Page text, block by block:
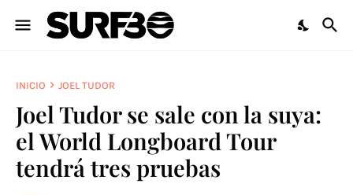
INICIO JOEL TUDOR
Joel Tudor se sale con la suya:
el World Longboard Tour
tendrá tres pruebas